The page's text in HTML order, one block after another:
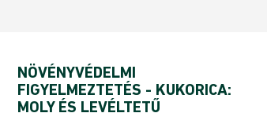
NÖVÉNYVÉDELMI
FIGYELMEZTETÉS - KUKORICA:
MOLY ÉS LEVÉLTETŰ